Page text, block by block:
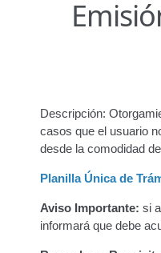
Junta Directiva Junta
Otorgamiento de la
Pago Electrónico de
Registro Original de
Registro Original de
Descripción:
casos que el usuario
desde la comodidad
Planilla Única de
Aviso Importante: si
informará que debe